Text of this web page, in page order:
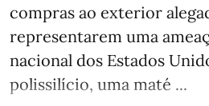
compras ao exterior
representarem uma
nacional dos Estados
polissilício, uma maté ...